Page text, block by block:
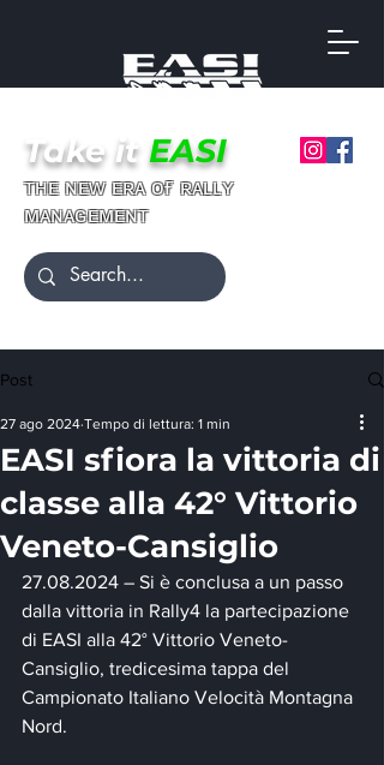
Take it EASI
ᴛʜᴇ ɴᴇᴡ ᴇʀᴀ ᴏғ ʀᴀʟʟʏ
ᴍᴀɴᴀɢᴇᴍᴇɴᴛ
Post
EASI sfiora la vittoria di
classe alla 42° Vittorio
Veneto-Cansiglio
27 ago 2024 Tempo di lettura: 1 min
27.08.2024 – Si è conclusa a un passo
dalla vittoria in Rally4 la partecipazione
di EASI alla 42° Vittorio Veneto-
Cansiglio, tredicesima tappa del
Campionato Italiano Velocità Montagna
Nord.